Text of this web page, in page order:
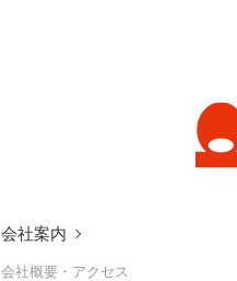
会社案内
会社概要・アクセス